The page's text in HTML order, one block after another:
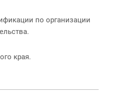
по организации
края.